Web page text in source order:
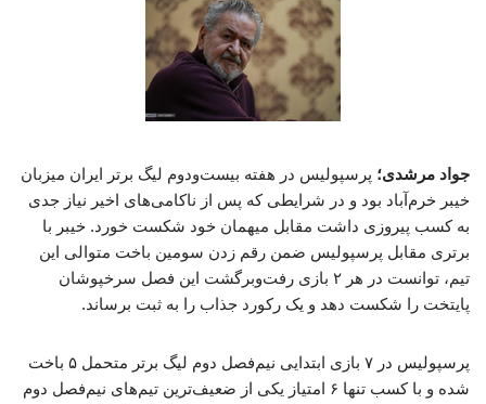
جواد مرشدی؛ پرسپولیس در هفته بیست‌ودوم لیگ برتر ایران میزبان
خیبر خرم‌آباد بود و در شرایطی که پس از ناکامی‌های اخیر نیاز جدی
به کسب پیروزی داشت مقابل میهمان خود شکست خورد. خیبر با
برتری مقابل پرسپولیس ضمن رقم زدن سومین باخت متوالی این
تیم، توانست در هر ۲ بازی رفت‌وبرگشت این فصل سرخپوشان
پایتخت را شکست دهد و یک رکورد جذاب را به ثبت برساند.
پرسپولیس در ۷ بازی ابتدایی نیم‌فصل دوم لیگ برتر متحمل ۵ باخت
شده و با کسب تنها ۶ امتیاز یکی از ضعیف‌ترین تیم‌های نیم‌فصل دوم